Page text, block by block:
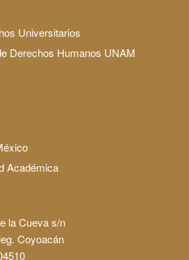
Universitarios
Derechos Humanos UNAM
Académica
la Cueva s/n
Coyoacán